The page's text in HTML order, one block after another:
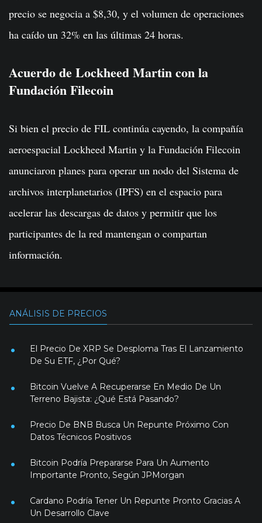
precio se negocia a $8,30, y el volumen de operaciones
ha caído un 32% en las últimas 24 horas.
Acuerdo de Lockheed Martin con la
Fundación Filecoin
Si bien el precio de FIL continúa cayendo, la compañía
aeroespacial Lockheed Martin y la Fundación Filecoin
anunciaron planes para operar un nodo del Sistema de
archivos interplanetarios (IPFS) en el espacio para
acelerar las descargas de datos y permitir que los
participantes de la red mantengan o compartan
información.
ANÁLISIS DE PRECIOS
El Precio De XRP Se Desploma Tras El Lanzamiento
De Su ETF, ¿Por Qué?
Bitcoin Vuelve A Recuperarse En Medio De Un
Terreno Bajista: ¿Qué Está Pasando?
Precio De BNB Busca Un Repunte Próximo Con
Datos Técnicos Positivos
Bitcoin Podría Prepararse Para Un Aumento
Importante Pronto, Según JPMorgan
Cardano Podría Tener Un Repunte Pronto Gracias A
Un Desarrollo Clave